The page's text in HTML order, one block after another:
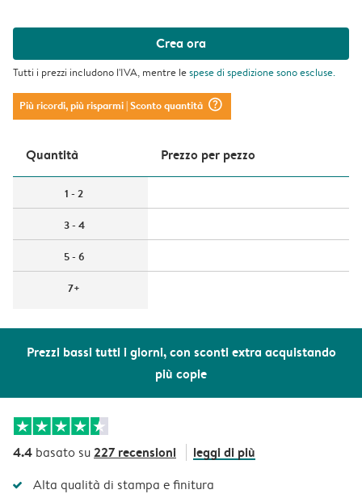
Prezzi bassi tutti i giorni, con sconti extra acquistando
più copie
Crea ora
Tutti i prezzi includono l'IVA, mentre lespese di spedizionesono escluse.
Più ricordi, più risparmi| Sconto quantità question_mark_circle
Quantità Prezzo per pezzo
1 - 2
3 - 4
5 - 6
7+
4.4 basato su227 recensioni leggi di più
Alta qualità di stampa e finitura